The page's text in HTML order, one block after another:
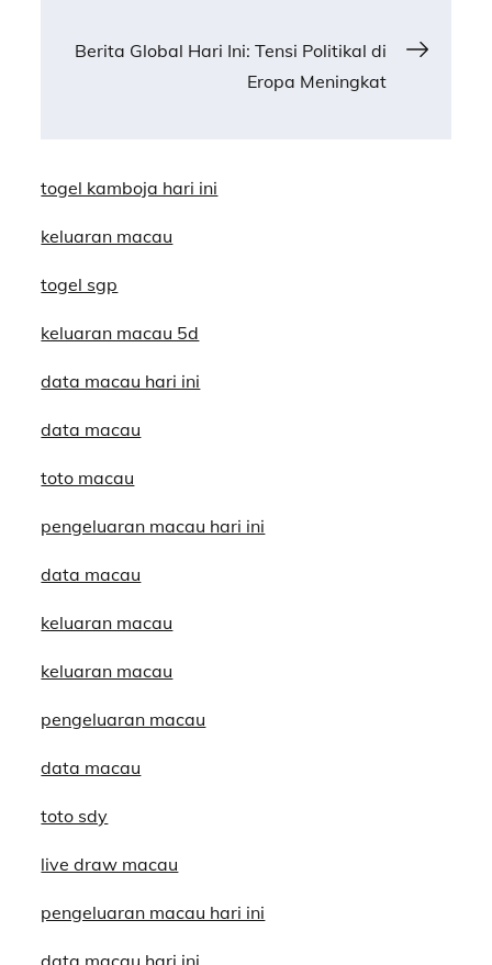
Berita Global Hari Ini: Tensi Politikal di
Eropa Meningkat
togel kamboja hari ini
keluaran macau
togel sgp
keluaran macau 5d
data macau hari ini
data macau
toto macau
pengeluaran macau hari ini
data macau
keluaran macau
keluaran macau
pengeluaran macau
data macau
toto sdy
live draw macau
pengeluaran macau hari ini